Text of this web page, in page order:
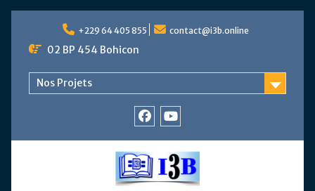
content
+229 64 405 855 contact@i3b.online
02 BP 454 Bohicon
Nos Projets
Youtube